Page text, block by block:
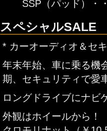
SSP（パッド）・
スペシャルSALE
* カーオーディオ＆セ
年末年始、車に乗る
期、セキュリティで愛
ロングドライブにナビ
外観はホイールから！